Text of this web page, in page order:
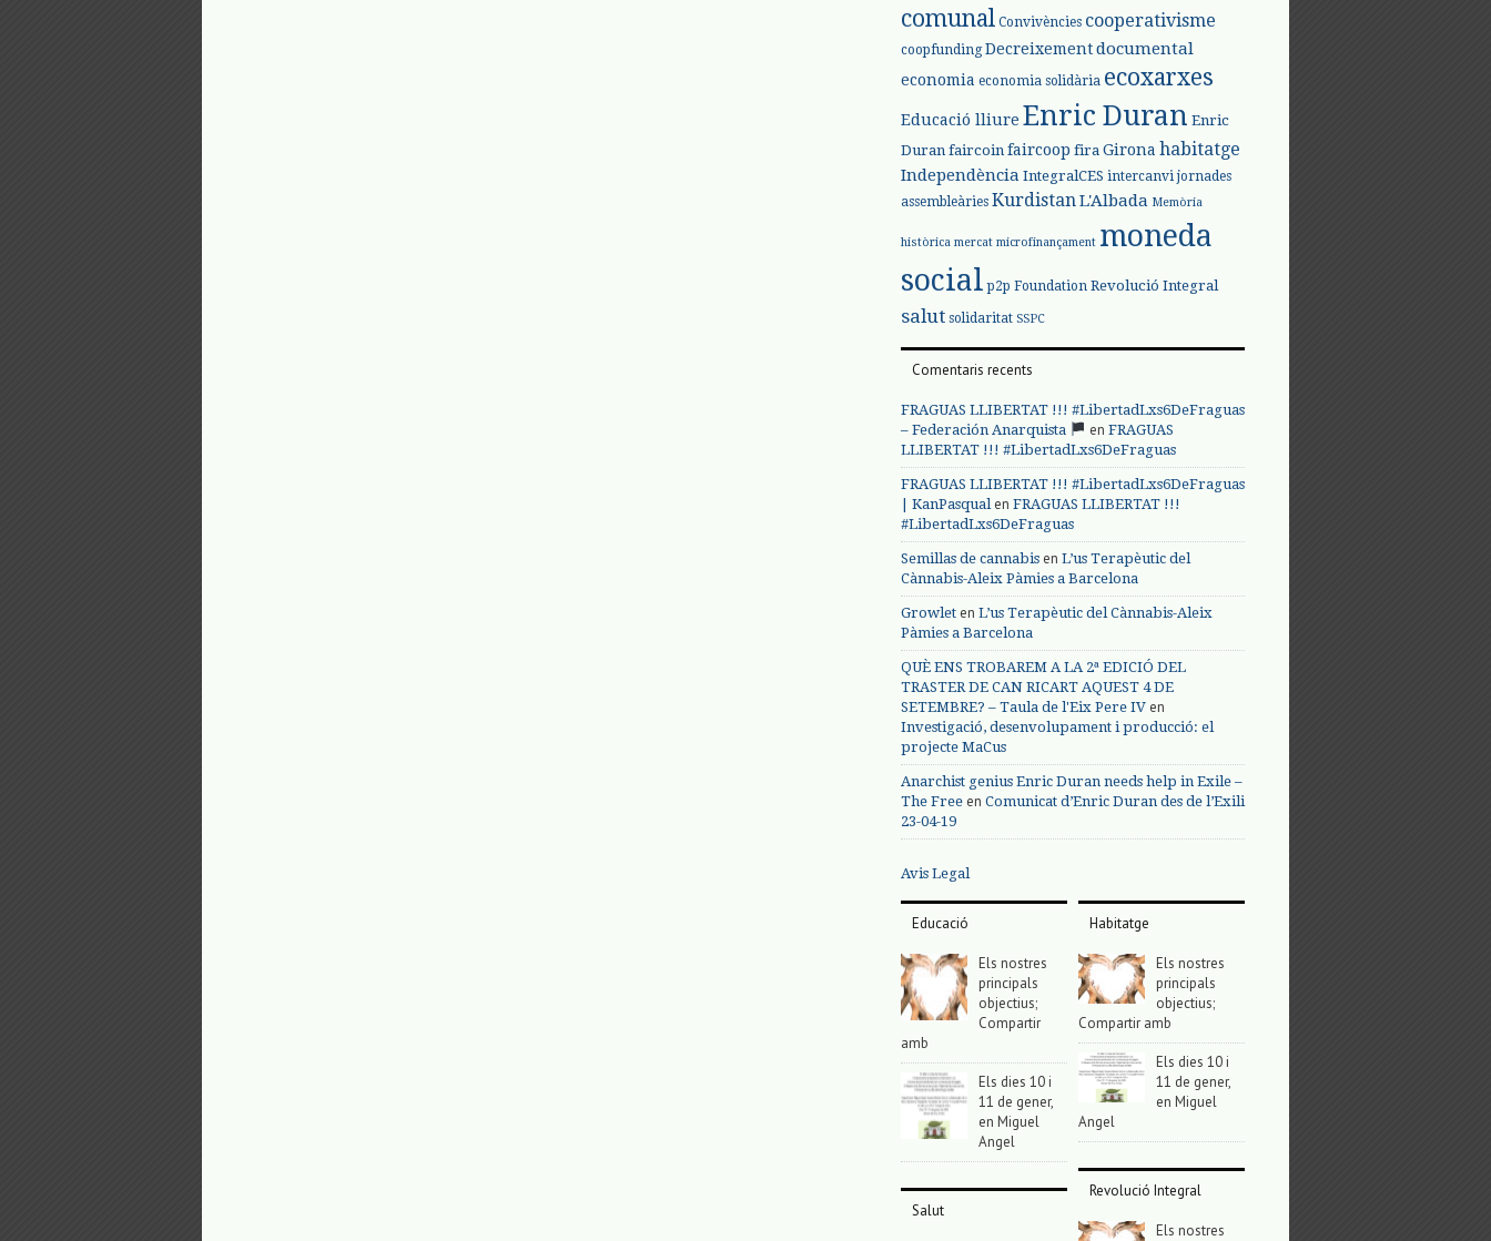
comunal Convivències cooperativisme
coopfunding Decreixementdocumental
economia economia solidària ecoxarxes
Educació lliure Enric Duran Enric
Duran faircoin faircoop fira Girona habitatge
Independència IntegralCES intercanvi jornades
assembleàries Kurdistan L'Albada Memòria
històrica mercat microfinançament moneda
social p2p Foundation Revolució Integral
salut solidaritat SSPC
Comentaris recents
FRAGUAS LLIBERTAT !!! #LibertadLxs6DeFraguas
– Federación Anarquista
en FRAGUAS
LLIBERTAT !!! #LibertadLxs6DeFraguas
FRAGUAS LLIBERTAT !!! #LibertadLxs6DeFraguas
| KanPasqualen FRAGUAS LLIBERTAT !!!
#LibertadLxs6DeFraguas
Semillas de cannabis en L’us Terapèutic del
Cànnabis-Aleix Pàmies a Barcelona
Growlet en L’us Terapèutic del Cànnabis-Aleix
Pàmies a Barcelona
QUÈ ENS TROBAREM A LA 2ª EDICIÓ DEL
TRASTER DE CAN RICART AQUEST 4 DE
SETEMBRE? – Taula de l'Eix Pere IV en
Investigació, desenvolupament i producció: el
projecte MaCus
Anarchist genius Enric Duran needs help in Exile –
The Free en Comunicat d’Enric Duran des de l’Exili
23-04-19
Avis Legal
Educació
Els nostres
principals
objectius;
Compartir
amb
Els dies 10 i
11 de gener,
en Miguel
Angel
Salut
Habitatge
Els nostres
principals
objectius;
Compartir amb
Els dies 10 i
11 de gener,
en Miguel
Angel
Revolució Integral
Els nostres